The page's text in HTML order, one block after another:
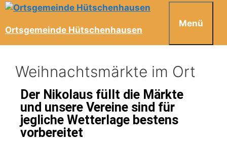
Ortsgemeinde Hütschenhausen
Menü
Weihnachtsmärkte im Ort
Der Nikolaus füllt die Märkte
und unsere Vereine sind für
jegliche Wetterlage bestens
vorbereitet